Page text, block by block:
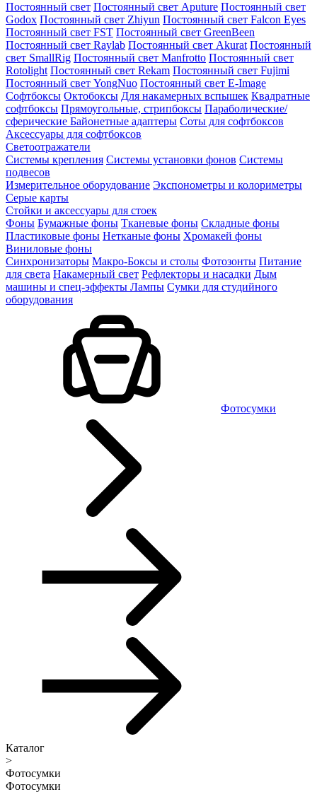
Постоянный свет Постоянный свет Aputure Постоянный свет
Godox Постоянный свет Zhiyun Постоянный свет Falcon Eyes
Постоянный свет FST Постоянный свет GreenBeen
Постоянный свет Raylab Постоянный свет Akurat Постоянный
свет SmallRig Постоянный свет Manfrotto Постоянный свет
Rotolight Постоянный свет Rekam Постоянный свет Fujimi
Постоянный свет YongNuo Постоянный свет E-Image
Софтбоксы Октобоксы Для накамерных вспышек Квадратные
софтбоксы Прямоугольные, стрипбоксы Параболические/
сферические Байонетныe адаптеры Соты для софтбоксов
Аксессуары для софтбоксов
Светоотражатели
Системы крепления Системы установки фонов Системы
подвесов
Измерительное оборудование Экспонометры и колориметры
Серые карты
Стойки и аксессуары для стоек
Фоны Бумажные фоны Тканевые фоны Складные фоны
Пластиковые фоны Нетканые фоны Хромакей фоны
Виниловые фоны
Синхронизаторы Макро-Боксы и столы Фотозонты Питание
для света Накамерный свет Рефлекторы и насадки Дым
машины и спец-эффекты Лампы Сумки для студийного
оборудования
Фотосумки
Каталог
>
Фотосумки
Фотосумки